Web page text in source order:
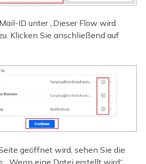
ID unter „Dieser Flow wird
Klicken Sie anschließend auf
geöffnet wird, sehen Sie die
„Wenn eine Datei erstellt wird“